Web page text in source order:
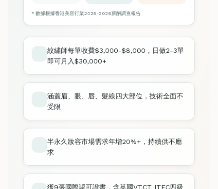
* 數據根據香港美容行業2025-2026薪酬調查報告
紋繡師每單收費$3,000-$8,000，日做2-3單
即可月入$30,000+
涵蓋眉、眼、唇、髮線四大部位，技術全面不
受限
半永久妝容市場需求年增20%+，持續供不應
求
獲9張國際認可證書，含英國VTCT ITEC四級